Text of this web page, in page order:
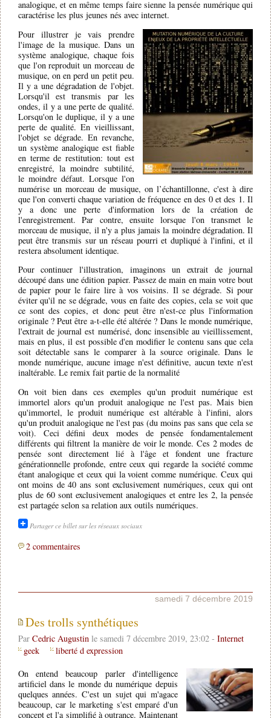
analogique, et en même temps faire sienne la pensée numérique qui
caractérise les plus jeunes nés avec internet.
Pour illustrer je vais prendre
l'image de la musique. Dans un
système analogique, chaque fois
que l'on reproduit un morceau de
musique, on en perd un petit peu.
Il y a une dégradation de l'objet.
Lorsqu'il est transmis par les
ondes, il y a une perte de qualité.
Lorsqu'on le duplique, il y a une
perte de qualité. En vieillissant,
l'objet se dégrade. En revanche,
un système analogique est fiable
en terme de restitution: tout est
enregistré, la moindre subtilité,
le moindre défaut. Lorsque l'on
numérise un morceau de musique, on l’échantillonne, c'est à dire
que l'on converti chaque variation de fréquence en des 0 et des 1. Il
y a donc une perte d'information lors de la création de
l'enregistrement. Par contre, ensuite lorsque l'on transmet le
morceau de musique, il n'y a plus jamais la moindre dégradation. Il
peut être transmis sur un réseau pourri et dupliqué à l'infini, et il
restera absolument identique.
Pour continuer l'illustration, imaginons un extrait de journal
découpé dans une édition papier. Passez de main en main votre bout
de papier pour le faire lire à vos voisins. Il se dégrade. Si pour
éviter qu'il ne se dégrade, vous en faite des copies, cela se voit que
ce sont des copies, et donc peut être n'est-ce plus l'information
originale ? Peut être a-t-elle été altérée ? Dans le monde numérique,
l'extrait de journal est numérisé, donc insensible au vieillissement,
mais en plus, il est possible d'en modifier le contenu sans que cela
soit détectable sans le comparer à la source originale. Dans le
monde numérique, aucune image n'est définitive, aucun texte n'est
inaltérable. Le remix fait partie de la normalité
On voit bien dans ces exemples qu'un produit numérique est
immortel alors qu'un produit analogique ne l'est pas. Mais bien
qu'immortel, le produit numérique est altérable à l'infini, alors
qu'un produit analogique ne l'est pas (du moins pas sans que cela se
voit). Ceci défini deux modes de pensée fondamentalement
différents qui filtrent la manière de voir le monde. Ces 2 modes de
pensée sont directement lié à l'âge et fondent une fracture
générationnelle profonde, entre ceux qui regarde la société comme
étant analogique et ceux qui la voient comme numérique. Ceux qui
ont moins de 40 ans sont exclusivement numériques, ceux qui ont
plus de 60 sont exclusivement analogiques et entre les 2, la pensée
est partagée selon sa relation aux outils numériques.
Partager ce billet sur les réseaux sociaux
2 commentaires
samedi 7 décembre 2019
Des trolls synthétiques
Par Cedric Augustinle samedi 7 décembre 2019, 23:02 - Internet
geek
liberté d expression
On entend beaucoup parler d'intelligence
artificiel dans le monde du numérique depuis
quelques années. C'est un sujet qui m'agace
beaucoup, car le marketing s'est emparé d'un
concept et l'a simplifié à outrance. Maintenant